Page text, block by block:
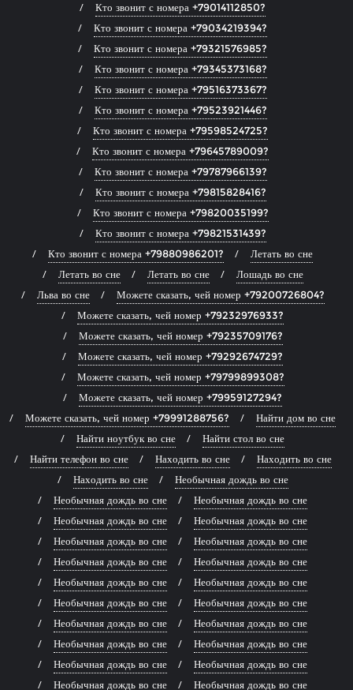
Кто звонит с номера +79014112850?
Кто звонит с номера +79034219394?
Кто звонит с номера +79321576985?
Кто звонит с номера +79345373168?
Кто звонит с номера +79516373367?
Кто звонит с номера +79523921446?
Кто звонит с номера +79598524725?
Кто звонит с номера +79645789009?
Кто звонит с номера +79787966139?
Кто звонит с номера +79815828416?
Кто звонит с номера +79820035199?
Кто звонит с номера +79821531439?
Кто звонит с номера +79880986201?
Летать во сне
Летать во сне
Летать во сне
Лошадь во сне
Льва во сне
Можете сказать, чей номер +79200726804?
Можете сказать, чей номер +79232976933?
Можете сказать, чей номер +79235709176?
Можете сказать, чей номер +79292674729?
Можете сказать, чей номер +79799899308?
Можете сказать, чей номер +79959127294?
Можете сказать, чей номер +79991288756?
Найти дом во сне
Найти ноутбук во сне
Найти стол во сне
Найти телефон во сне
Находить во сне
Находить во сне
Находить во сне
Необычная дождь во сне
Необычная дождь во сне
Необычная дождь во сне
Необычная дождь во сне
Необычная дождь во сне
Необычная дождь во сне
Необычная дождь во сне
Необычная дождь во сне
Необычная дождь во сне
Необычная дождь во сне
Необычная дождь во сне
Необычная дождь во сне
Необычная дождь во сне
Необычная дождь во сне
Необычная дождь во сне
Необычная дождь во сне
Необычная дождь во сне
Необычная дождь во сне
Необычная дождь во сне
Необычная дождь во сне
Необычная дождь во сне